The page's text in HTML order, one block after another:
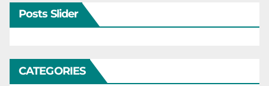
Posts Slider
CATEGORIES